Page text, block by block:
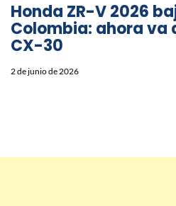
Honda ZR-V 2026
Colombia: ahora va
CX-30
2 de junio de 2026